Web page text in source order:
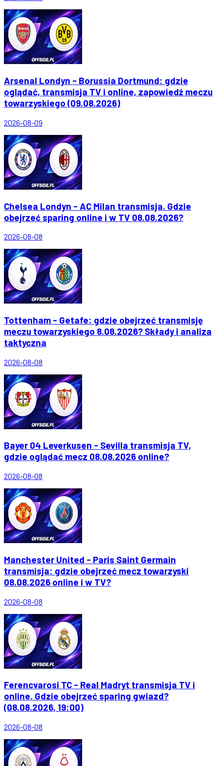
Arsenal Londyn - Borussia Dortmund: gdzie
oglądać, transmisja TV i online, zapowiedź meczu
towarzyskiego (09.08.2026)
2026-08-09
Chelsea Londyn - AC Milan transmisja. Gdzie
obejrzeć sparing online i w TV 08.08.2026?
2026-08-08
Tottenham - Getafe: gdzie obejrzeć transmisję
meczu towarzyskiego 8.08.2026? Składy i analiza
taktyczna
2026-08-08
Bayer 04 Leverkusen - Sevilla transmisja TV,
gdzie oglądać mecz 08.08.2026 online?
2026-08-08
Manchester United - Paris Saint Germain
transmisja: gdzie obejrzeć mecz towarzyski
08.08.2026 online i w TV?
2026-08-08
Ferencvarosi TC - Real Madryt transmisja TV i
online. Gdzie obejrzeć sparing gwiazd?
(08.08.2026, 19:00)
2026-08-08